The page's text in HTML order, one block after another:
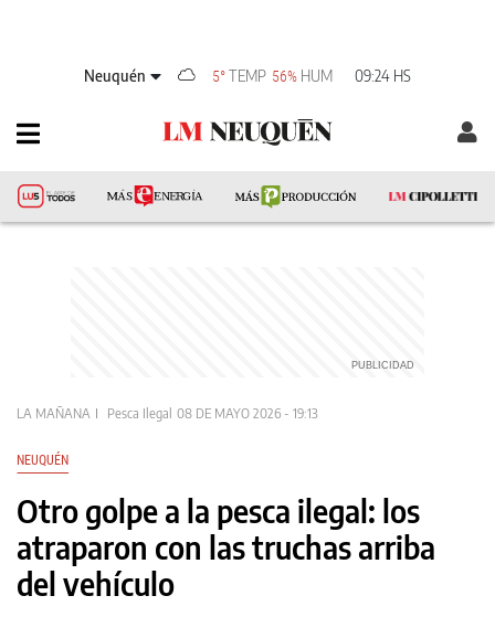
Neuquén 5°TEMP 56% HUM 09:24 HS
LA MAÑANA Pesca Ilegal 08 DE MAYO 2026 - 19:13
NEUQUÉN
Otro golpe a la pesca ilegal: los
atraparon con las truchas arriba
del vehículo